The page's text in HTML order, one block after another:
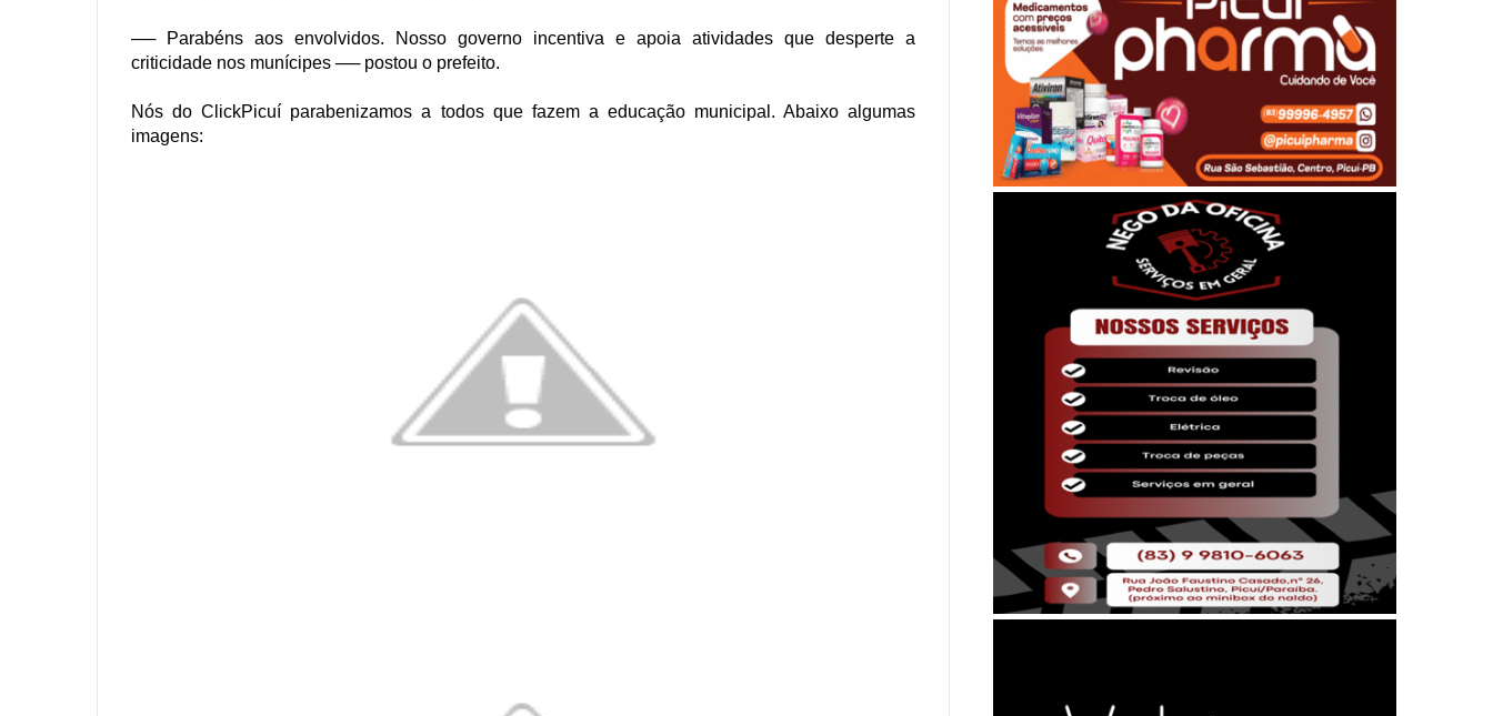
── Parabéns aos envolvidos. Nosso governo incentiva e apoia atividades que desperte a
criticidade nos munícipes ── postou o prefeito.
Nós do ClickPicuí parabenizamos a todos que fazem a educação municipal. Abaixo algumas
imagens: